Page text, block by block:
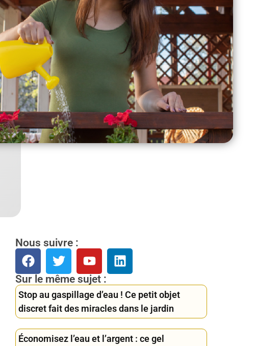
Nous suivre :
Sur le même sujet :
Stop au gaspillage d’eau ! Ce petit objet
discret fait des miracles dans le jardin
Économisez l’eau et l’argent : ce gel